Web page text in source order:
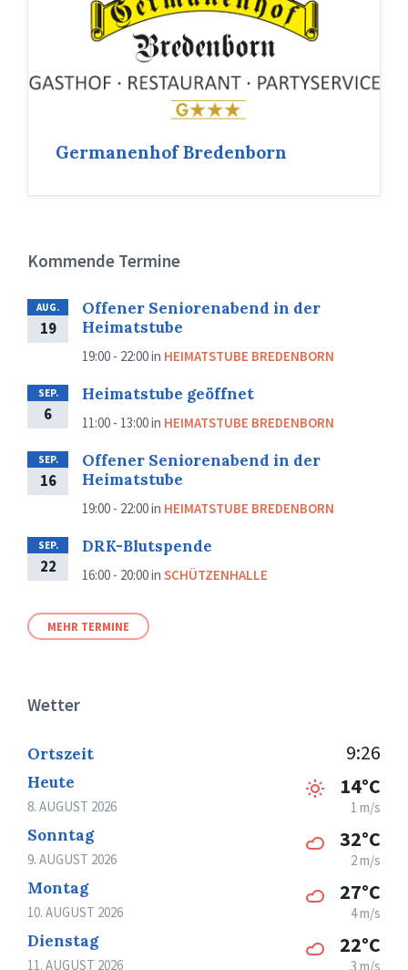
Germanenhof Bredenborn
Kommende Termine
AUG.
19
Offener Seniorenabend in der
Heimatstube
19:00 - 22:00in HEIMATSTUBE BREDENBORN
SEP.
6
Heimatstube geöffnet
11:00 - 13:00in HEIMATSTUBE BREDENBORN
SEP.
16
Offener Seniorenabend in der
Heimatstube
19:00 - 22:00in HEIMATSTUBE BREDENBORN
SEP.
22
DRK-Blutspende
16:00 - 20:00in SCHÜTZENHALLE
MEHR TERMINE
Wetter
Ortszeit 9:26
Heute
8. AUGUST 2026
14°C
1 m/s
Sonntag
9. AUGUST 2026
32°C
2 m/s
Montag
10. AUGUST 2026
27°C
4 m/s
Dienstag
11. AUGUST 2026
22°C
3 m/s